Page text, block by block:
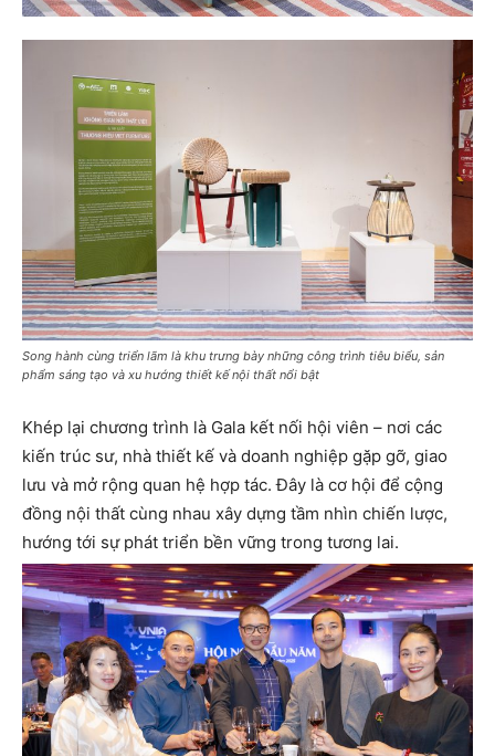
Song hành cùng triển lãm là khu trưng bày những công trình tiêu biểu, sản
phẩm sáng tạo và xu hướng thiết kế nội thất nổi bật
Khép lại chương trình là Gala kết nối hội viên – nơi các
kiến trúc sư, nhà thiết kế và doanh nghiệp gặp gỡ, giao
lưu và mở rộng quan hệ hợp tác. Đây là cơ hội để cộng
đồng nội thất cùng nhau xây dựng tầm nhìn chiến lược,
hướng tới sự phát triển bền vững trong tương lai.